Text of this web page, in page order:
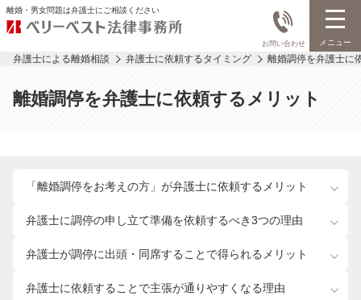
離婚・男女問題は弁護士にご相談ください
お問い合わせ メニュー
弁護士による離婚相談 弁護士に依頼するタイミング 離婚調停を弁護士に
離婚調停を弁護士に依頼するメリット
「離婚調停をお考えの方」が弁護士に依頼するメリット
弁護士に調停の申し立て準備を依頼するべき3つの理由
弁護士が調停に出頭・同席することで得られるメリット
弁護士に依頼することで主張が通りやすくなる理由